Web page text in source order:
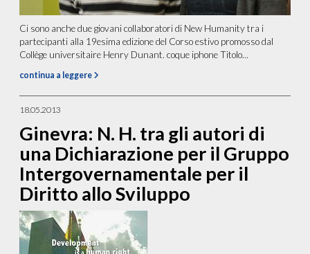
Ci sono anche due giovani collaboratori di New Humanity tra i
partecipanti alla 19esima edizione del Corso estivo promosso dal
Collège universitaire Henry Dunant. coque iphone Titolo...
continua a leggere
18.05.2013
Ginevra: N. H. tra gli autori di
una Dichiarazione per il Gruppo
Intergovernamentale per il
Diritto allo Sviluppo